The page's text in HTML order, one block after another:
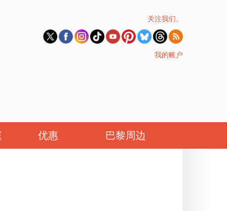
关注我们。
我的账户
优惠 巴黎周边